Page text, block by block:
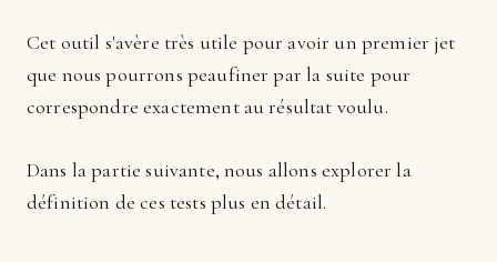
Cet outil s'avère très utile pour avoir un premier jet
que nous pourrons peaufiner par la suite pour
correspondre exactement au résultat voulu.
Dans la partie suivante, nous allons explorer la
définition de ces tests plus en détail.